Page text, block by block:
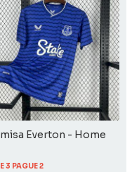
Everton - Home
3 PAGUE 2